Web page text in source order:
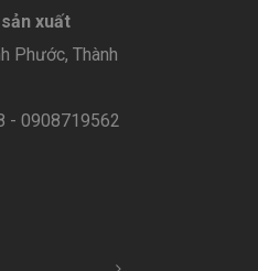
xuất
Phước, Thành
- 0908719562